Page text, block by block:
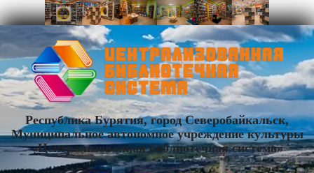
Республика Бурятия, город Северобайкальск,
Муниципальное автономное учреждение культуры
«Централизованная библиотечная система»